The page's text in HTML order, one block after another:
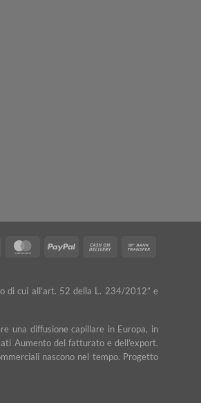
Visa MasterCardPayPal
Cash
di cui all’art. 52 della L. 234/2012” e
una diffusione capillare in Europa, in
Aumento del fatturato e dell’export.
nascono nel tempo. Progetto